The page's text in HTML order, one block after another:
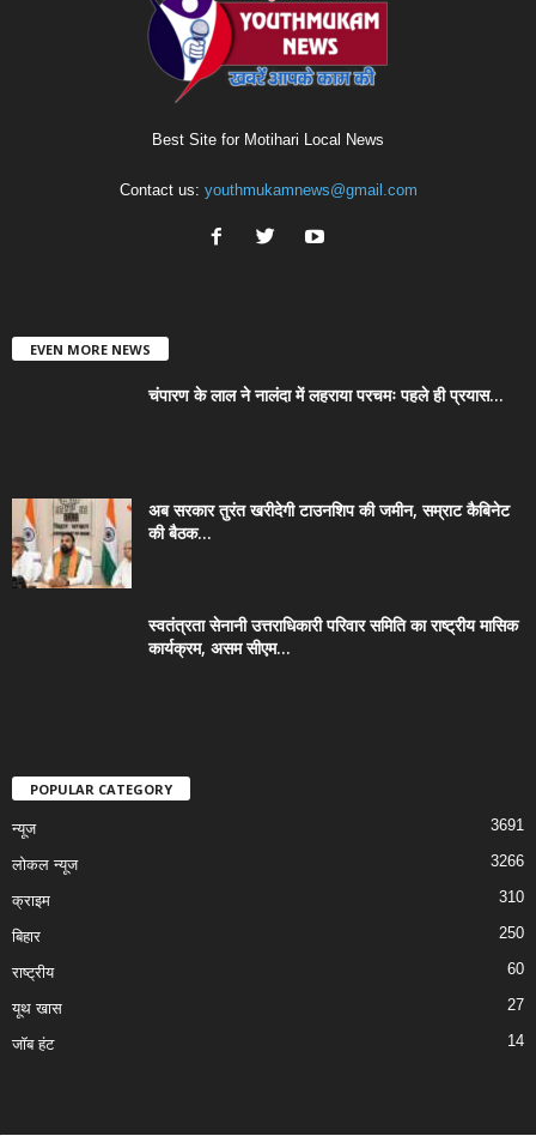
Best Site for Motihari Local News
Contact us: youthmukamnews@gmail.com
EVEN MORE NEWS
चंपारण के लाल ने नालंदा में लहराया परचमः पहले ही प्रयास...
अब सरकार तुरंत खरीदेगी टाउनशिप की जमीन, सम्राट कैबिनेट
की बैठक...
स्वतंत्रता सेनानी उत्तराधिकारी परिवार समिति का राष्ट्रीय मासिक
कार्यक्रम, असम सीएम...
POPULAR CATEGORY
न्यूज 3691
लोकल न्यूज 3266
क्राइम 310
बिहार 250
राष्ट्रीय 60
यूथ खास 27
जॉब हंट 14